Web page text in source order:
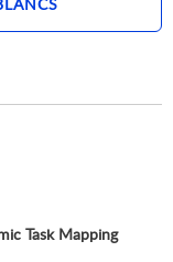
Task Mapping